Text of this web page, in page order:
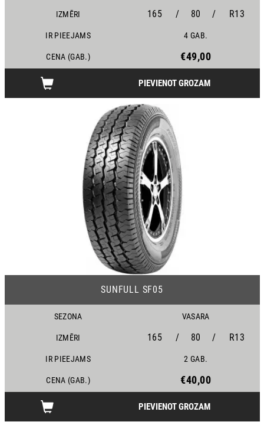
IZMĒRI 165 / 80 / R13
IR PIEEJAMS 4 GAB.
CENA (GAB.) €49,00
PIEVIENOT GROZAM
SUNFULL SF05
SEZONA VASARA
IZMĒRI 165 / 80 / R13
IR PIEEJAMS 2 GAB.
CENA (GAB.) €40,00
PIEVIENOT GROZAM